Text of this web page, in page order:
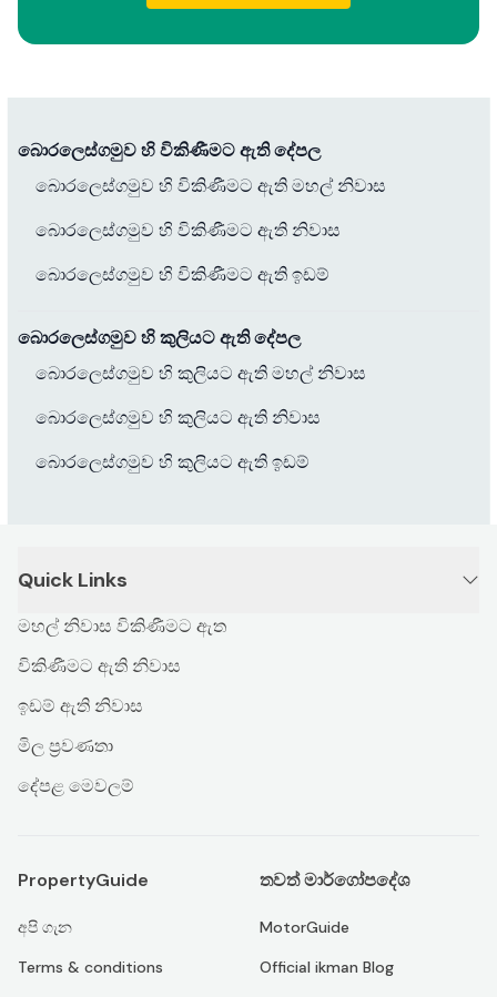
බොරලෙස්ගමුව හි විකිණීමට ඇති දේපල
බොරලෙස්ගමුව හි විකිණීමට ඇති මහල් නිවාස
බොරලෙස්ගමුව හි විකිණීමට ඇති නිවාස
බොරලෙස්ගමුව හි විකිණීමට ඇති ඉඩම්
බොරලෙස්ගමුව හි කුලියට ඇති දේපල
බොරලෙස්ගමුව හි කුලියට ඇති මහල් නිවාස
බොරලෙස්ගමුව හි කුලියට ඇති නිවාස
බොරලෙස්ගමුව හි කුලියට ඇති ඉඩම්
Quick Links
මහල් නිවාස විකිණීමට ඇත
විකිණීමට ඇති නිවාස
ඉඩම් ඇති නිවාස
මිල ප්‍රවණතා
දේපළ මෙවලම්
PropertyGuide
අපි ගැන
Terms & conditions
තවත් මාර්ගෝපදේශ
MotorGuide
Official ikman Blog